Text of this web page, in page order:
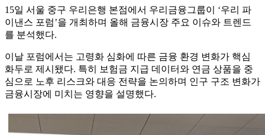
15일 서울 중구 우리은행 본점에서 우리금융그룹이 ‘우리 파
이낸스 포럼’을 개최하며 올해 금융시장 주요 이슈와 트렌드
를 분석했다.
이날 포럼에서는 고령화 심화에 따른 금융 환경 변화가 핵심
화두로 제시됐다. 특히 보험금 지급 데이터와 연금 상품을 중
심으로 노후 리스크와 대응 전략을 논의하며 인구 구조 변화가
금융시장에 미치는 영향을 설명했다.